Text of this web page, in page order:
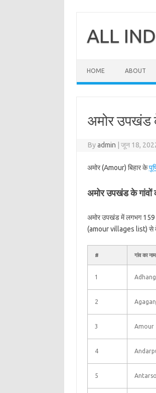
contentALL
HOME ABOUT
अमोर उपखंड
Byadmin जून 18,
अमोर (Amour) बिहार के
अमोर उपखंड के
अमोर उपखंड में लगभग 159
(amour villages list)
# गांव का नाम
1 Adhang
2
3 Amour
4
5